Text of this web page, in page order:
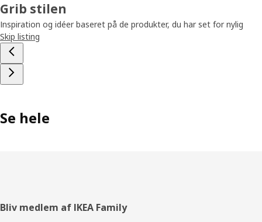
Grib stilen
Inspiration og idéer baseret på de produkter, du har set for nylig
Skip listing
Se hele
Footer
Bliv medlem af IKEA Family